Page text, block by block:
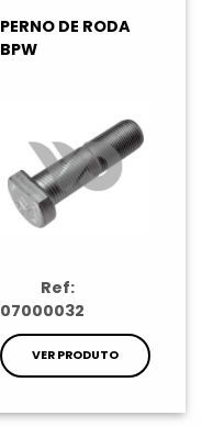
PERNO DE RODA
BPW
Ref:
07000032
VER PRODUTO